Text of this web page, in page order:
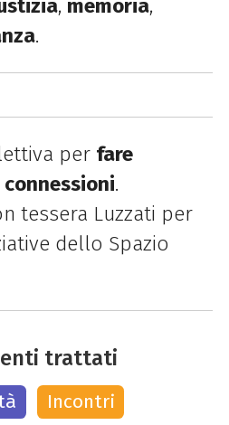
, memoria,
.
per fare
.
tessera Luzzati per
dello Spazio
trattati
Incontri